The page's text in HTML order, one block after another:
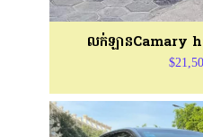
លក់ឡានCamary